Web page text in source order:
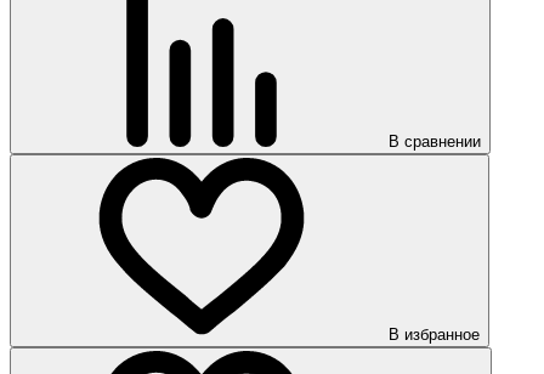
В сравнении
В избранное